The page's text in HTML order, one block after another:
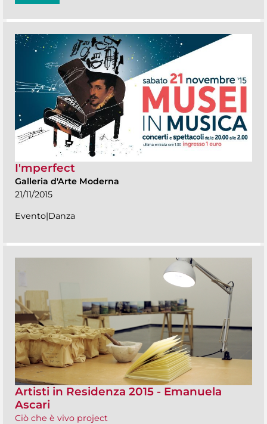
I'mperfect
Galleria d'Arte Moderna
21/11/2015
Evento|Danza
Artisti in Residenza 2015 - Emanuela
Ascari
Ciò che è vivo project